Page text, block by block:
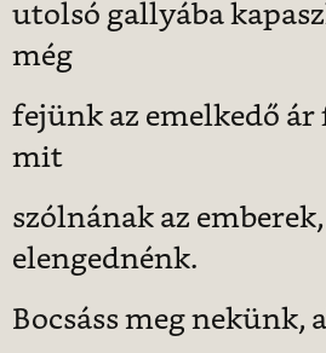
utolsó gallyába
még
fejünk az emelkedő
mit
szólnának az
elengednénk.
Bocsáss meg nekünk,